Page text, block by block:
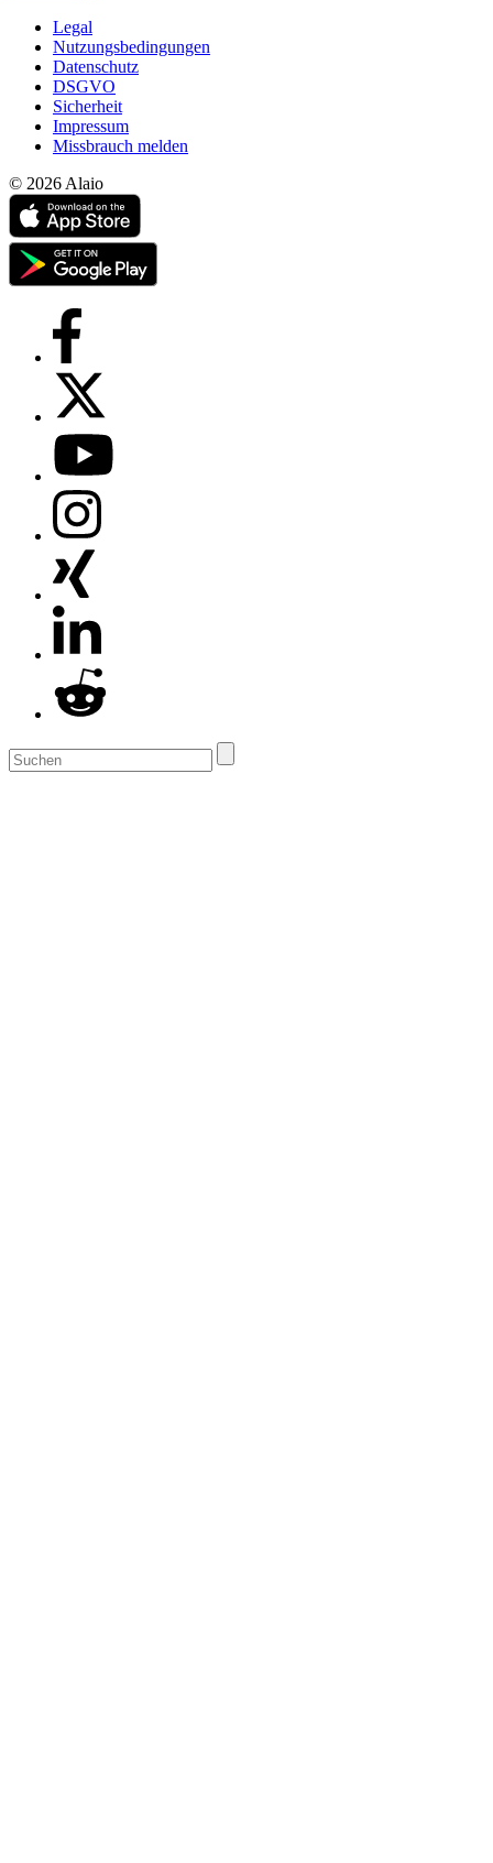
Legal
Nutzungsbedingungen
Datenschutz
DSGVO
Sicherheit
Impressum
Missbrauch melden
© 2026 Alaio